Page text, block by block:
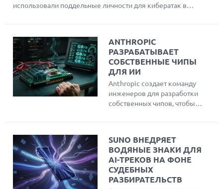
использовали поддельные личности для кибератак в
ANTHROPIC
РАЗРАБАТЫВАЕТ
СОБСТВЕННЫЕ ЧИПЫ
ДЛЯ ИИ
Anthropic создает команду
инженеров для разработки
собственных чипов, чтобы
и снизить зависимость от
сторонних поставщиков
вычислительных
мощностей.
SUNO ВНЕДРЯЕТ
ВОДЯНЫЕ ЗНАКИ ДЛЯ
AI-ТРЕКОВ НА ФОНЕ
СУДЕБНЫХ
РАЗБИРАТЕЛЬСТВ